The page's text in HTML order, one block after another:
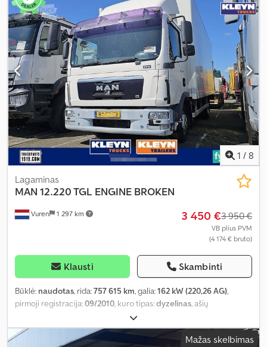
1 / 8
Vuren 1 297 km
Lagaminas
MAN 12.220 TGL ENGINE BROKEN
3 450 €3 950 €
VB plius PVM
(4 174 € bruto)
Klausti Skambinti
Būklė: naudotas, rida:757 615 km, galia:162 kW (220,26 AG),
pirmoji registracija:09/2010, kuro tipas:dyzelinas, ašių
4 500 mm
kitas, vairuotojo kabina:dieninė kabina, pavaros tipas:
automatinis
, emisijos klasė:Euro 5 , sėdimų vietų skaičius:2,
Mažas skelbimas